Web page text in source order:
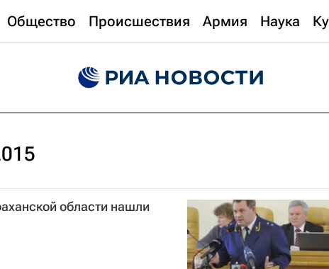
Общество Происшествия Армия Наука
области нашли